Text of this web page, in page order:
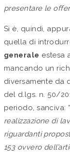
presentare le
Si è, quindi,
quella di
generale estesa
mancando un
diversamente da
del d.lgs. n. 50/
periodo, sanciva: “
realizzazione di
riguardanti
153 ovvero